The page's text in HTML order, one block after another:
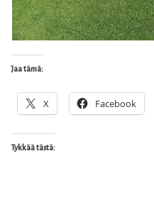
Jaa tämä:
X Facebook
Tykkää tästä: